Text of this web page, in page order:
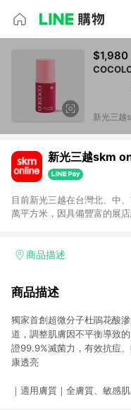
$1,980
新光三越
新光三越skm
目前新光三越在台灣北、中
萬平方米，因具備豐富的展
理念不斷向前邁進，並善盡
商品描述
商品描述
獨家首創超微分子杜鵑花酸
道，調整肌膚因不平衡導致
證99.9%滅菌力，有效抗痘
康透亮
｜適用膚質｜全膚質、敏感